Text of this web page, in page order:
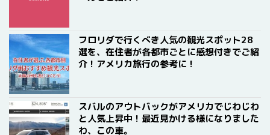
フロリダで行くべき人気の観光スポット28
選を、在住者が各都市ごとに感想付きでご紹
介！アメリカ旅行の参考に！
スバルのアウトバックがアメリカでじわじわ
と人気上昇中！最近見かける様になりました
わ、この車。